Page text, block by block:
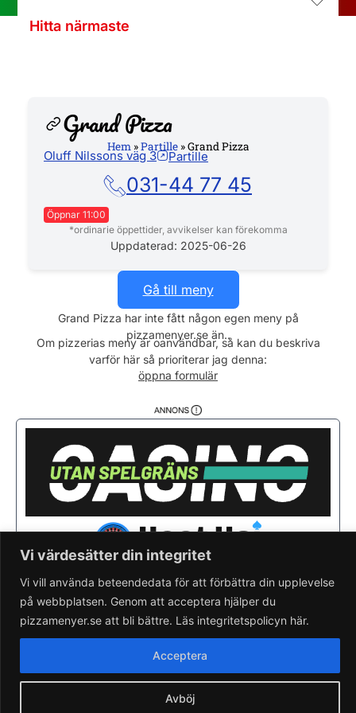
Vi värdesätter din integritet
Vi vill använda beteendedata för att förbättra din upplevelse
på webbplatsen. Genom att acceptera hjälper du
pizzamenyer.se att bli bättre. Läs integritetspolicyn här.
Avböj
Acceptera
Hitta närmaste
Grand Pizza
Hem»Partille»Grand Pizza
Oluff Nilssons väg 3 Partille
031-44 77 45
Öppnar 11:00
Måndag 11:00 - 22:00
11:00 - 22:00
Onsdag 11:00 - 22:00
Torsdag 11:00 - 22:00
11:00 - 22:00
Söndag
11:00 - 22:00
*ordinarie öppettider, avvikelser kan förekomma
Uppdaterad: 2025-06-26
Gå till meny
Grand Pizza har inte fått någon egen meny på
pizzamenyer.se än..
Om pizzerias meny är oanvändbar, så kan du beskriva
varför här så prioriterar jag denna:
öppna formulär
Saknar du din pizzeria?Lägg till pizzeria.
Skapa gratis pizzeria-hemsida
Läs om pizzamenyer.se
Artiklar & nyheter
Rensa cookieval